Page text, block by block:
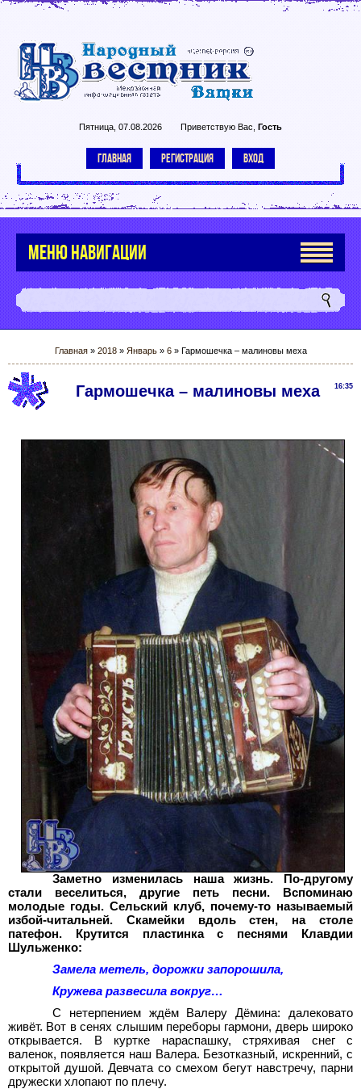
Пятница, 07.08.2026 Приветствую Вас Гость
ГЛАВНАЯ РЕГИСТРАЦИЯ ВХОД
МЕНЮ НАВИГАЦИИ
Главная» 2018 » Январь » 6» Гармошечка – малиновы меха
16:35
Гармошечка – малиновы меха
Заметно изменилась наша жизнь. По-другому
стали веселиться, другие петь песни. Вспоминаю
молодые годы. Сельский клуб, почему-то называемый
избой-читальней. Скамейки вдоль стен, на столе
патефон. Крутится пластинка с песнями Клавдии
Шульженко:
Замела метель, дорожки запорошила,
Кружева развесила вокруг…
С нетерпением ждём Валеру Дёмина: далековато
живёт. Вот в сенях слышим переборы гармони, дверь широко
открывается. В куртке нараспашку, стряхивая снег с
валенок, появляется наш Валера. Безотказный, искренний, с
открытой душой. Девчата со смехом бегут навстречу, парни
дружески хлопают по плечу.